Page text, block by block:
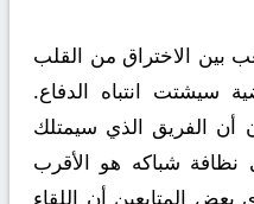
بين الاختراق من القلب
سيشتت انتباه الدفاع.
أن الفريق الذي سيمتلك
شباكه هو الأقرب
بعض المتابعين أن اللقاء